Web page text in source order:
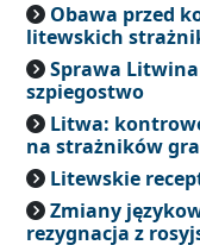
Obawa przed
litewskich
Sprawa
szpiegostwo
Litwa:
na strażników
Litewskie
Zmiany
rezygnacja z